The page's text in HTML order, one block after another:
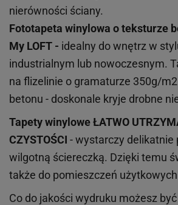
nierówności ściany.
Fototapeta winylowa oteksturze
My LOFT - idealny do wnętrz w
industrialnym lub nowoczesnym.
na flizelinie o gramaturze 350g/
betonu - doskonale kryje drobne
Tapety winyloweŁATWO
CZYSTOŚCI - wystarczy delikatnie
wilgotną ściereczką. Dzięki temu
także do pomieszczeń
Co do jakości wydruku możesz być